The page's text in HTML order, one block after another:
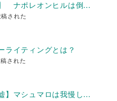
ナポレオンヒルは倒...
された
ライティングとは？
された
】マシュマロは我慢し...